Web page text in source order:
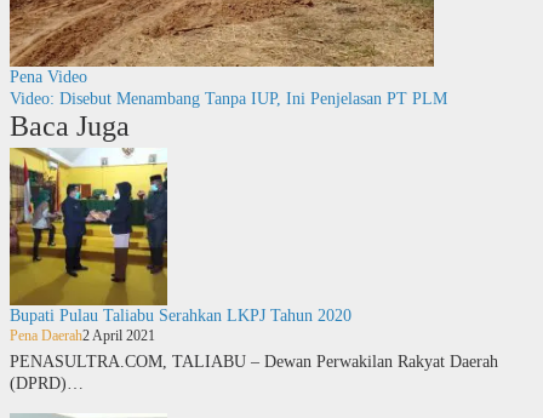
Pena Video
Video: Disebut Menambang Tanpa IUP, Ini Penjelasan PT PLM
Baca Juga
Bupati Pulau Taliabu Serahkan LKPJ Tahun 2020
Pena Daerah2 April 2021
PENASULTRA.COM, TALIABU – Dewan Perwakilan Rakyat Daerah
(DPRD)…